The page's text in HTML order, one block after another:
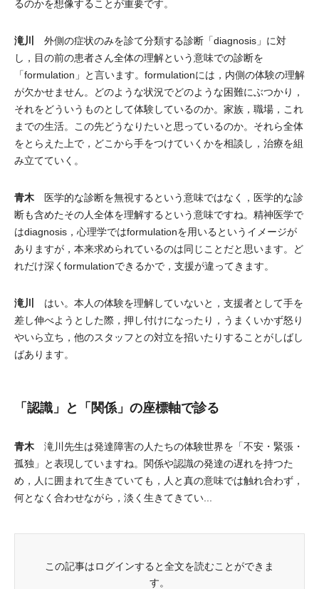
るのかを想像することが重要です。
滝川 外側の症状のみを診て分類する診断「diagnosis」に対
し，目の前の患者さん全体の理解という意味での診断を
「formulation」と言います。formulationには，内側の体験の理解
が欠かせません。どのような状況でどのような困難にぶつかり，
それをどういうものとして体験しているのか。家族，職場，これ
までの生活。この先どうなりたいと思っているのか。それら全体
をとらえた上で，どこから手をつけていくかを相談し，治療を組
み立てていく。
青木 医学的な診断を無視するという意味ではなく，医学的な診
断も含めたその人全体を理解するという意味ですね。精神医学で
はdiagnosis，心理学ではformulationを用いるというイメージが
ありますが，本来求められているのは同じことだと思います。ど
れだけ深くformulationできるかで，支援が違ってきます。
滝川 はい。本人の体験を理解していないと，支援者として手を
差し伸べようとした際，押し付けになったり，うまくいかず怒り
やいら立ち，他のスタッフとの対立を招いたりすることがしばし
ばあります。
「認識」と「関係」の座標軸で診る
青木 滝川先生は発達障害の人たちの体験世界を「不安・緊張・
孤独」と表現していますね。関係や認識の発達の遅れを持つた
め，人に囲まれて生きていても，人と真の意味では触れ合わず，
何となく合わせながら，淡く生きてきてい...
この記事はログインすると全文を読むことができま
す。